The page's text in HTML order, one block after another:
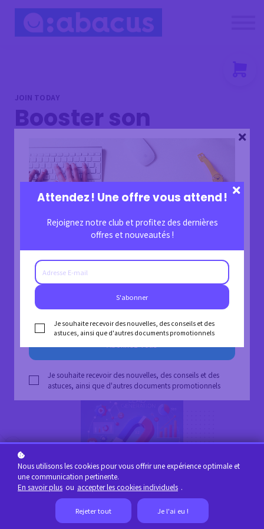
Nous contacter
About us
JOIN TODAY
Booster son
entreprise avec les
réseaux sociaux
Ajouter au panier€1,000
Développez votre entreprise grâce aux réseaux
sociaux ! Inscrivez-vous dès aujourd’hui.
ABONNEZ-VOUS À LA NEWSLETTER !
Restez informé en exclusivité
Abonnez-vous
Je souhaite recevoir des nouvelles, des conseils et des
astuces, ainsi que d'autres documents promotionnels
Attendez ! Une offre vous attend !
Rejoignez notre club et profitez des dernières
offres et nouveautés !
S'abonner
Je souhaite recevoir des nouvelles, des conseils et des
astuces, ainsi que d'autres documents promotionnels
Nous utilisons les cookies pour vous offrir une expérience optimale et
une communication pertinente.
En savoir plus ou accepter les cookies individuels .
Rejeter tout Je l'ai eu !